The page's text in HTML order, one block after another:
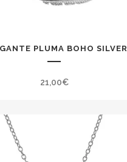
PLUMA BOHO SILVER
21,00€